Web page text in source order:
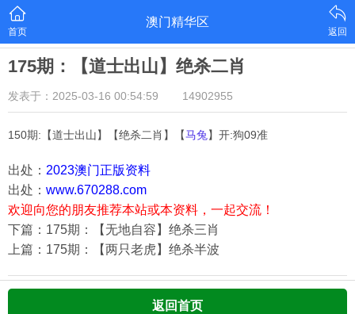
首页
澳门精华区
返回
175期：【道士出山】绝杀二肖
发表于：2025-03-16 00:54:59 14902955
150期:【道士出山】【绝杀二肖】【马兔 】开:狗09准
出处： 2023澳门正版资料
出处： www.670288.com
欢迎向您的朋友推荐本站或本资料，一起交流！
下篇：175期：【无地自容】绝杀三肖
上篇：175期：【两只老虎】绝杀半波
返回首页